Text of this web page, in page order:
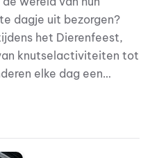
dagje uit bezorgen?
het Dierenfeest,
knutselactiviteiten tot
elke dag een
waar je zowel kan
geven?